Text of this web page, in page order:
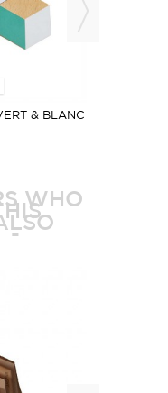
& BLANC
WHO